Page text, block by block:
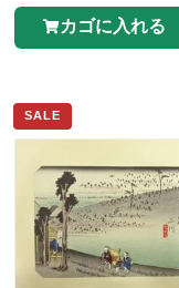
カゴに入れる
SALE